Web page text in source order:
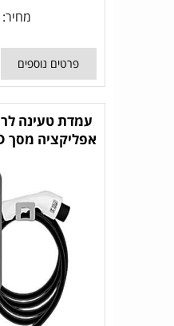
מחיר:
פרטים נוספים
אפליקציה מסך LCD חכם CILTEC24